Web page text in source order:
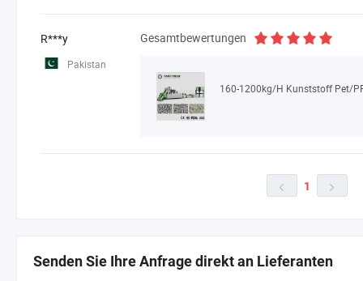
R***y
Pakistan
Gesamtbewertungen
 1 
Senden Sie Ihre Anfrage direkt an Lieferanten